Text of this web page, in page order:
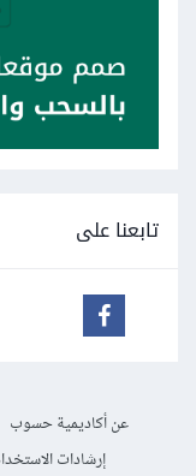
تابعنا على
عن أكاديمية حسوب
إرشادات